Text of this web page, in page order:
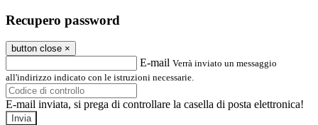
Recupero password
button close ×
E-mail Verrà inviato un messaggio
all'indirizzo indicato con le istruzioni necessarie.
E-mail inviata, si prega di controllare la casella di posta elettronica!